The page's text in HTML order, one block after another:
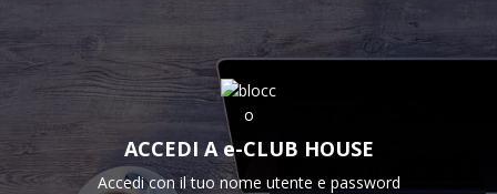
ACCEDI A e-CLUB HOUSE
Accedi con il tuo nome utente e password